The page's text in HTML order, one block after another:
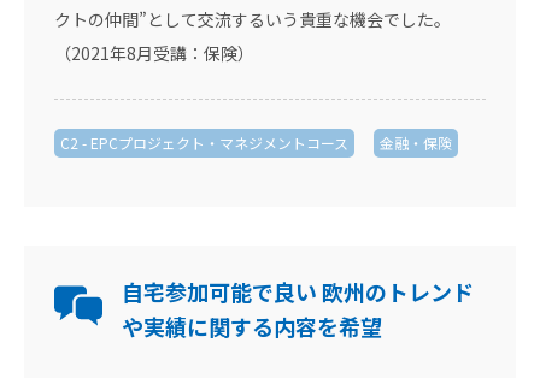
クトの仲間”として交流するいう貴重な機会でした。
（2021年8月受講：保険）
C2 - EPCプロジェクト・マネジメントコース 金融・保険
自宅参加可能で良い 欧州のトレンド
や実績に関する内容を希望